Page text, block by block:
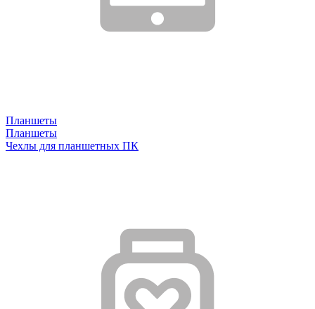
Планшеты
Планшеты
Чехлы для планшетных ПК